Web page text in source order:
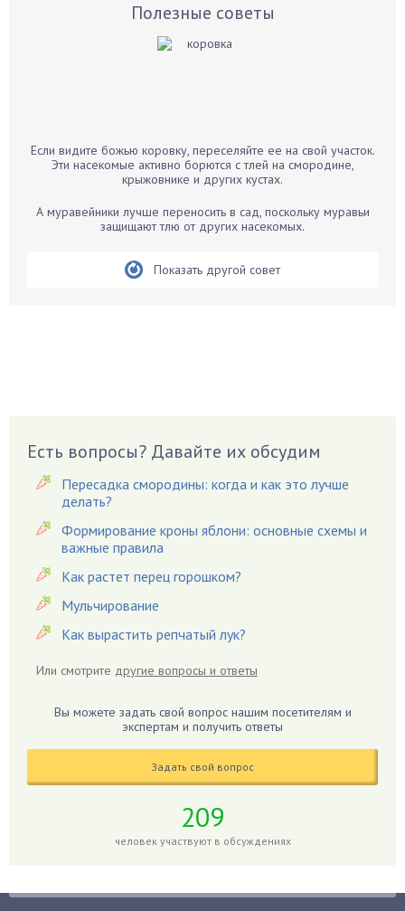
Бархатцы
Белые грибы
Вредители
Гацания
Гвоздики
Герань
Гиацинт
Гибискус
Гладиолусы
Грибы
Полезные советы
Если видите божью коровку, переселяйте ее на свой участок.
Эти насекомые активно борются с тлей на смородине,
крыжовнике и других кустах.
А муравейники лучше переносить в сад, поскольку муравьи
защищают тлю от других насекомых.
Показать другой совет
Есть вопросы? Давайте их обсудим
Пересадка смородины: когда и как это лучше
делать?
Формирование кроны яблони: основные схемы и
важные правила
Как растет перец горошком?
Мульчирование
Как вырастить репчатый лук?
Или смотрите другие вопросы и ответы
Вы можете задать свой вопрос нашим посетителям и
экспертам и получить ответы
Задать свой вопрос
209
человек участвуют в обсуждениях